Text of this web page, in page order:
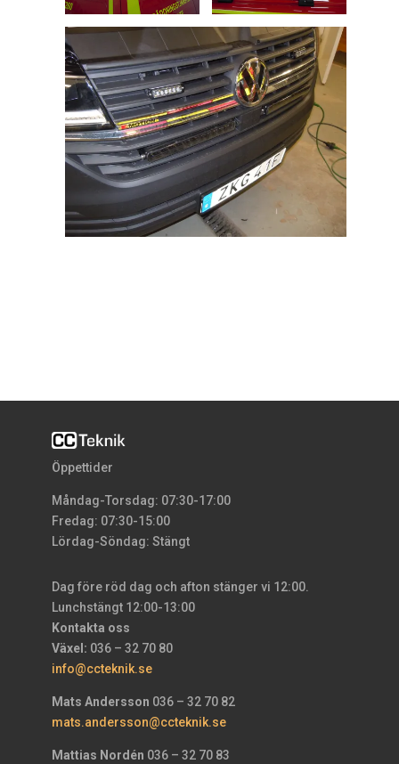
Öppettider
Måndag-Torsdag: 07:30-17:00
Fredag: 07:30-15:00
Lördag-Söndag: Stängt
Dag före röd dag och afton stänger vi 12:00.
Lunchstängt 12:00-13:00
Kontakta oss
Växel: 036 – 32 70 80
info@ccteknik.se
Mats Andersson 036 – 32 70 82
mats.andersson@ccteknik.se
Mattias Nordén 036 – 32 70 83